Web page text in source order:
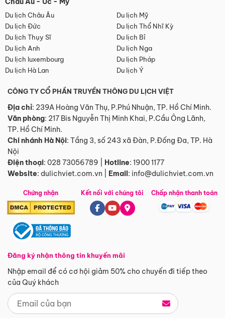
Du lịch Châu Âu
Du lịch Mỹ
Du lịch Đức
Du lịch Thổ Nhĩ Kỳ
Du lịch Thụy Sĩ
Du lịch Bỉ
Du lịch Anh
Du lịch Nga
Du lịch luxembourg
Du lịch Pháp
Du lịch Hà Lan
Du lịch Ý
CÔNG TY CỔ PHẦN TRUYỀN THÔNG DU LỊCH VIỆT
Địa chỉ: 239A Hoàng Văn Thụ, P.Phú Nhuận, TP. Hồ Chí Minh.
Văn phòng: 217 Bis Nguyễn Thị Minh Khai, P.Cầu Ông Lãnh,
TP. Hồ Chí Minh.
Chi nhánh Hà Nội: Tầng 3, số 243 xã Đàn, P.Đống Đa, TP. Hà
Nội
Điện thoại: 028 73056789 Hotline: 1900 1177
Website: dulichviet.com.vn Email: info@dulichviet.com.vn
Chứng nhận
Đăng ký nhận thông tin khuyến mãi
Nhập email để có cơ hội giảm 50% cho chuyến đi tiếp theo
của Quý khách
Kết nối với chúng tôi Chấp nhận thanh toán